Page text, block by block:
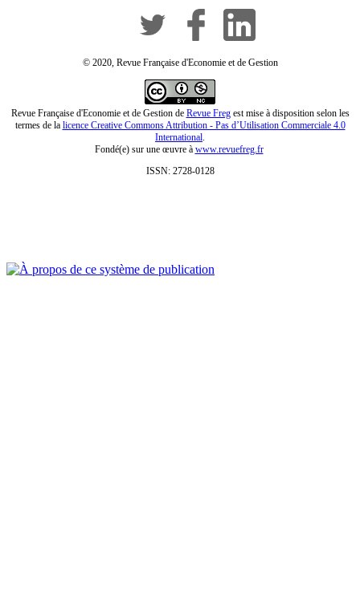
© 2020, Revue Française d'Economie et de Gestion
Revue Française d'Economie et de Gestion de Revue Fregest mise à disposition selon les
termes de la licence Creative Commons Attribution - Pas d’Utilisation Commerciale 4.0
International
Fondé(e) sur une œuvre à www.revuefreg.fr
ISSN: 2728-0128